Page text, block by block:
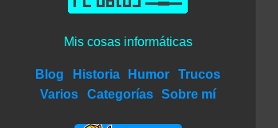
Mis cosas informáticas
Blog Historia Humor
Trucos
Varios
Categorías Sobre mí